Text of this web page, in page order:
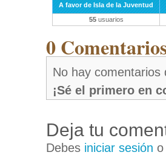
A favor de Isla de la Juventud
55usuarios
0
No hay comentarios
¡Sé el primero en
Deja tu
Debes iniciar sesión